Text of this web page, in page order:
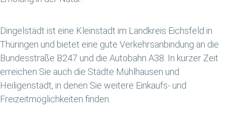
Dingelstädt ist eine Kleinstadt im Landkreis Eichsfeld in
Thüringen und bietet eine gute Verkehrsanbindung an die
Bundesstraße B247 und die Autobahn A38. In kurzer Zeit
erreichen Sie auch die Städte Mühlhausen und
Heiligenstadt, in denen Sie weitere Einkaufs- und
Freizeitmöglichkeiten finden.